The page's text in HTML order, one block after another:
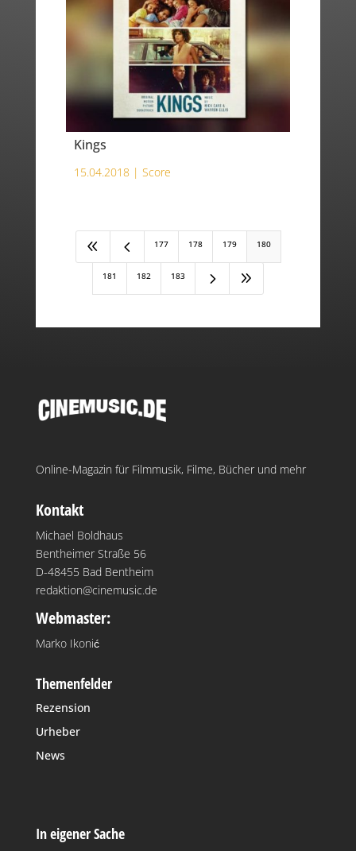
Kings
15.04.2018 | Score
8 4 177 178 179 180
181 182 183 5 9
Online-Magazin für Filmmusik, Filme, Bücher und mehr
Kontakt
Michael Boldhaus
Bentheimer Straße 56
D-48455 Bad Bentheim
redaktion@cinemusic.de
Webmaster:
Marko Ikonić
Themenfelder
Rezension
Urheber
News
In eigener Sache